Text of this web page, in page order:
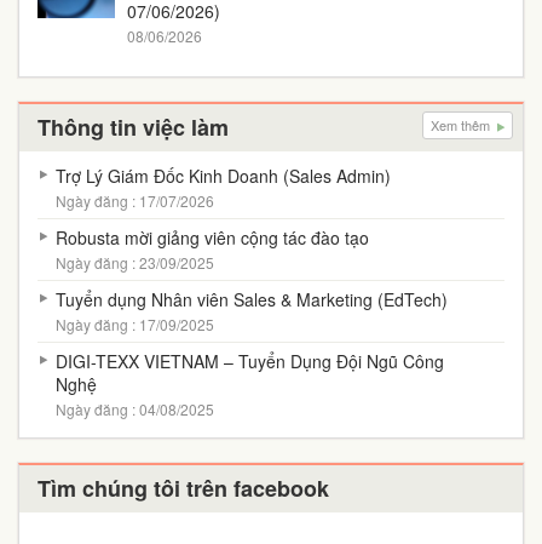
07/06/2026)
08/06/2026
Thông tin việc làm Xem thêm
Trợ Lý Giám Đốc Kinh Doanh (Sales Admin)
Ngày đăng : 17/07/2026
Robusta mời giảng viên cộng tác đào tạo
Ngày đăng : 23/09/2025
Tuyển dụng Nhân viên Sales & Marketing (EdTech)
Ngày đăng : 17/09/2025
DIGI-TEXX VIETNAM – Tuyển Dụng Đội Ngũ Công
Nghệ
Ngày đăng : 04/08/2025
Tìm chúng tôi trên facebook